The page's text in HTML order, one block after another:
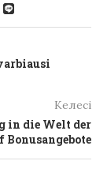
Келесі
in die Welt der
Bonusangebote